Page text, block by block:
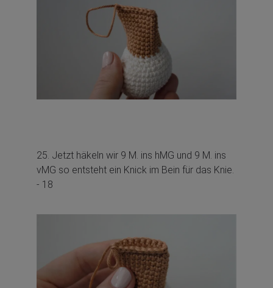
25. Jetzt häkeln wir 9 M. ins hMG und 9 M. ins
vMG so entsteht ein Knick im Bein für das Knie.
- 18